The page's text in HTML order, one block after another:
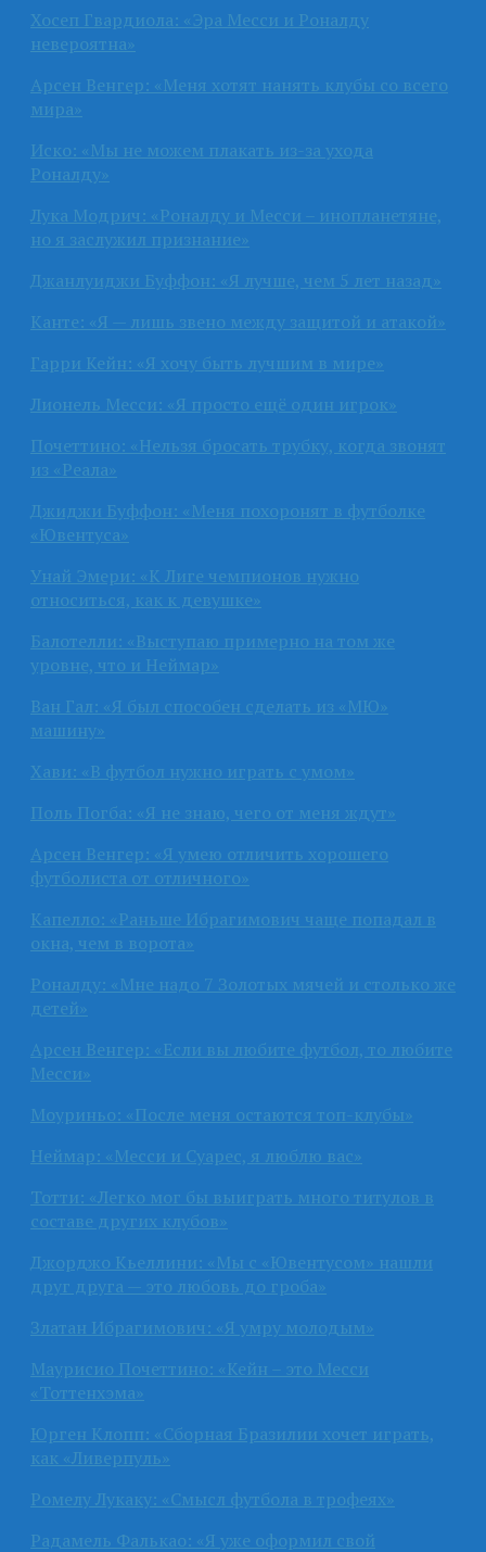
Хосеп Гвардиола: «Эра Месси и Роналду
невероятна»
Арсен Венгер: «Меня хотят нанять клубы со всего
мира»
Иско: «Мы не можем плакать из-за ухода
Роналду»
Лука Модрич: «Роналду и Месси – инопланетяне,
но я заслужил признание»
Джанлуиджи Буффон: «Я лучше, чем 5 лет назад»
Канте: «Я — лишь звено между защитой и атакой»
Гарри Кейн: «Я хочу быть лучшим в мире»
Лионель Месси: «Я просто ещё один игрок»
Почеттино: «Нельзя бросать трубку, когда звонят
из «Реала»
Джиджи Буффон: «Меня похоронят в футболке
«Ювентуса»
Унай Эмери: «К Лиге чемпионов нужно
относиться, как к девушке»
Балотелли: «Выступаю примерно на том же
уровне, что и Неймар»
Ван Гал: «Я был способен сделать из «МЮ»
машину»
Хави: «В футбол нужно играть с умом»
Поль Погба: «Я не знаю, чего от меня ждут»
Арсен Венгер: «Я умею отличить хорошего
футболиста от отличного»
Капелло: «Раньше Ибрагимович чаще попадал в
окна, чем в ворота»
Роналду: «Мне надо 7 Золотых мячей и столько же
детей»
Арсен Венгер: «Если вы любите футбол, то любите
Месси»
Моуриньо: «После меня остаются топ-клубы»
Неймар: «Месси и Суарес, я люблю вас»
Тотти: «Легко мог бы выиграть много титулов в
составе других клубов»
Джорджо Кьеллини: «Мы с «Ювентусом» нашли
друг друга — это любовь до гроба»
Златан Ибрагимович: «Я умру молодым»
Маурисио Почеттино: «Кейн – это Месси
«Тоттенхэма»
Юрген Клопп: «Сборная Бразилии хочет играть,
как «Ливерпуль»
Ромелу Лукаку: «Смысл футбола в трофеях»
Радамель Фалькао: «Я уже оформил свой